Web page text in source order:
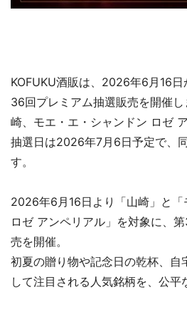
KOFUKU酒販は、2026年6月16
36回プレミアム抽選販売を開催
崎、モエ・エ・シャンドン ロゼ
抽選日は2026年7月6日予定で、
す。
2026年6月16日より「山崎」と「
ロゼ アンペリアル」を対象に、
売を開催。
初夏の贈り物や記念日の乾杯、自
して注目される人気銘柄を、公平